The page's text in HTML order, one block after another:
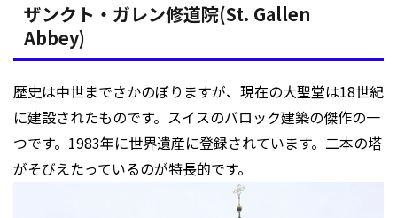
ザンクト・ガレン修道院(St. Gallen
Abbey)
歴史は中世までさかのぼりますが、現在の大聖堂は18世紀
に建設されたものです。スイスのバロック建築の傑作の一
つです。1983年に世界遺産に登録されています。二本の塔
がそびえたっているのが特長的です。